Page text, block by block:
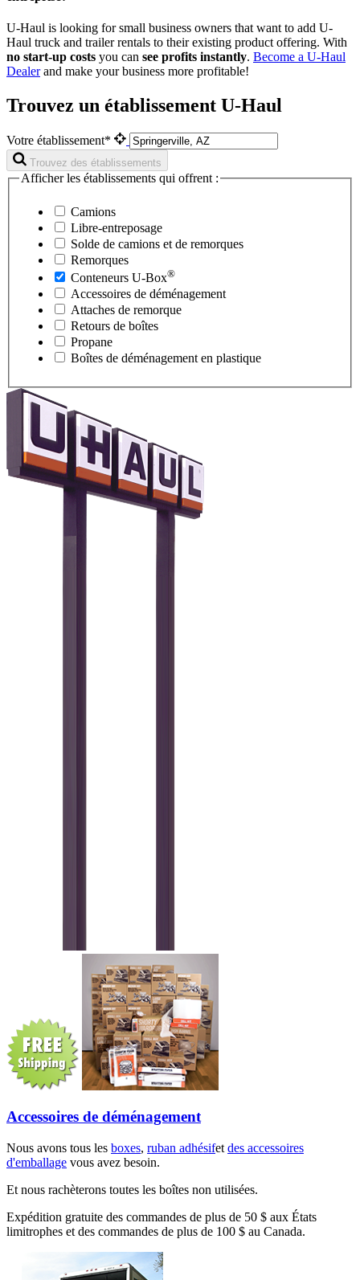
U-Haul is looking for small business owners that want to add U-
Haul truck and trailer rentals to their existing product offering. With
no start-up costs you can see profits instantly. Become a U-Haul
Dealerand make your business more profitable!
Trouvez un établissement U-Haul
Votre établissement*
Trouvez des établissements
Afficher les établissements qui offrent :
Camions
Libre-entreposage
Solde de camions et de remorques
Remorques
Conteneurs U-Box®
Accessoires de déménagement
Attaches de remorque
Retours de boîtes
Propane
Boîtes de déménagement en plastique
Accessoires de déménagement
Nous avons tous les boxes, ruban adhésifet des accessoires
d'emballage vous avez besoin.
Et nous rachèterons toutes les boîtes non utilisées.
Expédition gratuite des commandes de plus de 50 $ aux États
limitrophes et des commandes de plus de 100 $ au Canada.